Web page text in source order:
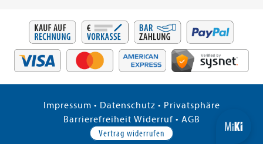
Impressum • Datenschutz • Privatsphäre
Barrierefreiheit Widerruf• AGB
Vertrag widerrufen